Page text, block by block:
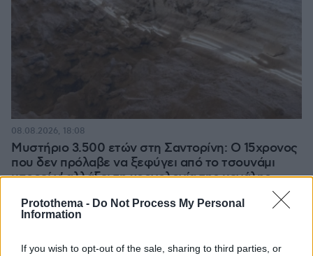
Protothema - Do Not Process My Personal
Information
If you wish to opt-out of the sale, sharing to third parties, or
Μυστήριο 3.500 ετών στη Σαντορίνη: Ο 15χρονος
που δεν πρόλαβε να ξεφύγει από το τσουνάμι
μπορεί ν' αλλάξει τη χρονολογία της μεγάλης
08.08.2026, 18:08